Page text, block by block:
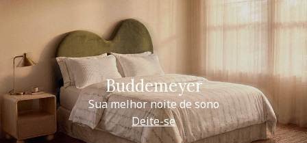
Buddemeyer
Sua melhor noite de sono
Deite-se